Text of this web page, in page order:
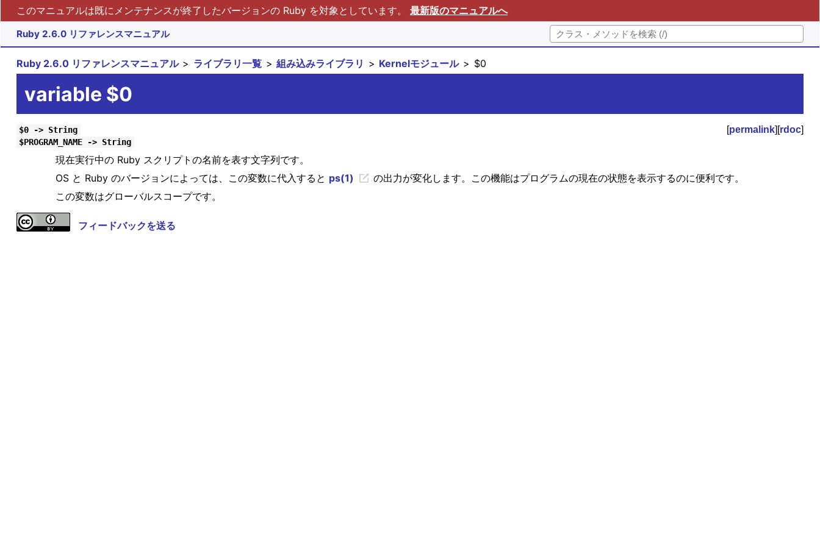
このマニュアルは既にメンテナンスが終了したバージョンの Ruby を対象としています。 最新版のマニュアルへ
Ruby 2.6.0 リファレンスマニュアル
Ruby 2.6.0 リファレンスマニュアル ライブラリ一覧 組み込みライブラリ Kernelモジュール $0
variable $0
$0 -> String [permalink][rdoc]
$PROGRAM_NAME -> String
現在実行中の Ruby スクリプトの名前を表す文字列です。
OS と Ruby のバージョンによっては、この変数に代入すると ps(1)
の出力が変化します。この機能はプログラムの現在の状態を表示するのに便利です。
この変数はグローバルスコープです。
フィードバックを送る